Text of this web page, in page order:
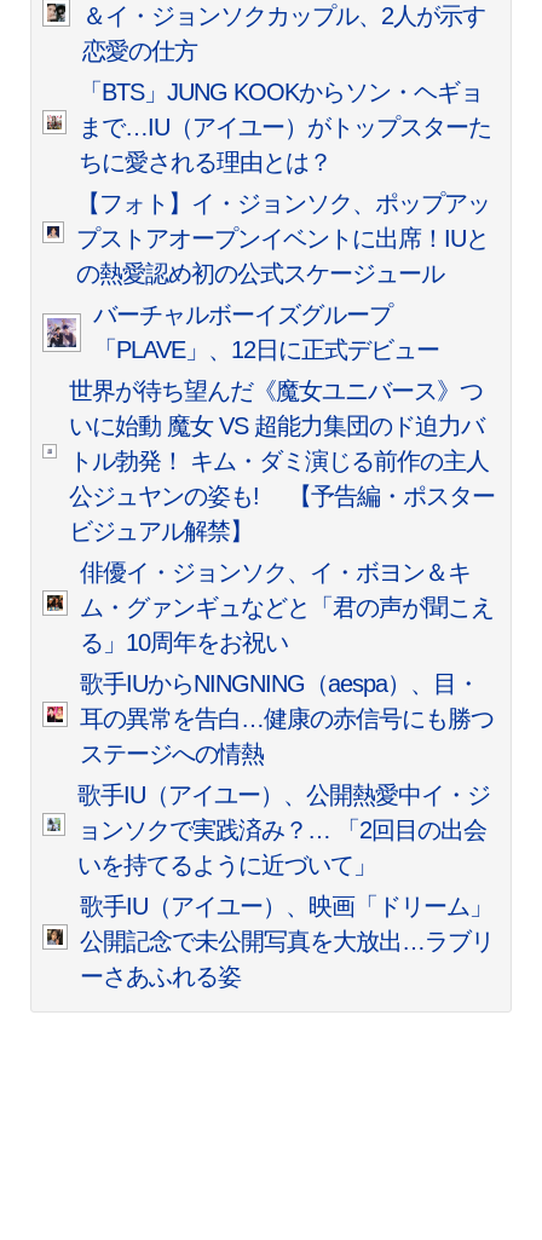
＆イ・ジョンソクカップル、2人が示す
恋愛の仕方
「BTS」JUNG KOOKからソン・ヘギョ
まで…IU（アイユー）がトップスターた
ちに愛される理由とは？
【フォト】イ・ジョンソク、ポップアッ
プストアオープンイベントに出席！IUと
の熱愛認め初の公式スケージュール
バーチャルボーイズグループ
「PLAVE」、12日に正式デビュー
世界が待ち望んだ《魔女ユニバース》つ
いに始動 魔女 VS 超能力集団のド迫力バ
トル勃発！ キム・ダミ演じる前作の主人
公ジュヤンの姿も! 【予告編・ポスター
ビジュアル解禁】
俳優イ・ジョンソク、イ・ボヨン＆キ
ム・グァンギュなどと「君の声が聞こえ
る」10周年をお祝い
歌手IUからNINGNING（aespa）、目・
耳の異常を告白…健康の赤信号にも勝つ
ステージへの情熱
歌手IU（アイユー）、公開熱愛中イ・ジ
ョンソクで実践済み？… 「2回目の出会
いを持てるように近づいて」
歌手IU（アイユー）、映画「ドリーム」
公開記念で未公開写真を大放出…ラブリ
ーさあふれる姿